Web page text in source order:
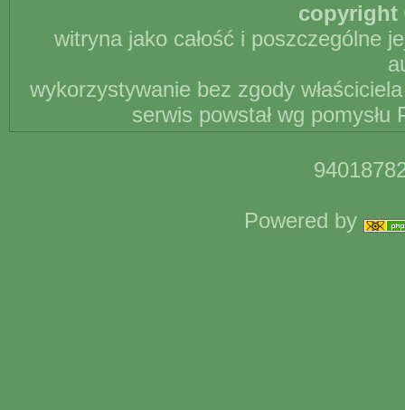
copyright
witryna jako całość i poszczególne
wykorzystywanie bez zgody
serwis powstał wg
Powered by